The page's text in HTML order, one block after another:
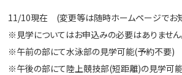
11/10現在 (変更等は随時ホームページでお知
※見学についてはお申込みの必要はありません
※午前の部にて水泳部の見学可能(予約不要)
※午後の部にて陸上競技部(短距離)の見学可